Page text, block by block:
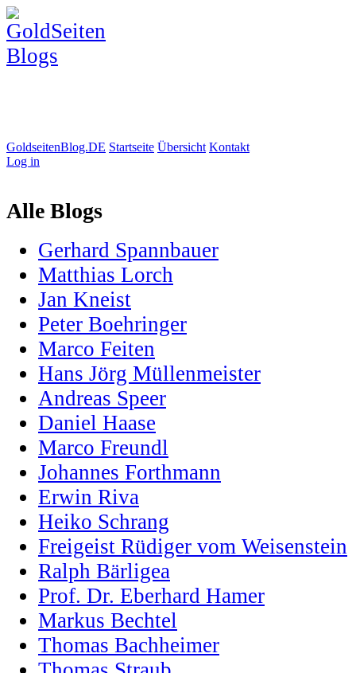
GoldseitenBlog.DE Startseite Übersicht Kontakt
Log in
Alle Blogs
Gerhard Spannbauer
Matthias Lorch
Jan Kneist
Peter Boehringer
Marco Feiten
Hans Jörg Müllenmeister
Andreas Speer
Daniel Haase
Marco Freundl
Johannes Forthmann
Erwin Riva
Heiko Schrang
Freigeist Rüdiger vom Weisenstein
Ralph Bärligea
Prof. Dr. Eberhard Hamer
Markus Bechtel
Thomas Bachheimer